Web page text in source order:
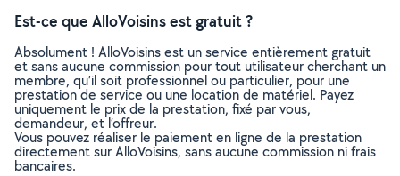
Est-ce que AlloVoisins est gratuit ?
Absolument ! AlloVoisins est un service entièrement gratuit
et sans aucune commission pour tout utilisateur cherchant un
membre, qu’il soit professionnel ou particulier, pour une
prestation de service ou une location de matériel. Payez
uniquement le prix de la prestation, fixé par vous,
demandeur, et l’offreur.
Vous pouvez réaliser le paiement en ligne de la prestation
directement sur AlloVoisins, sans aucune commission ni frais
bancaires.